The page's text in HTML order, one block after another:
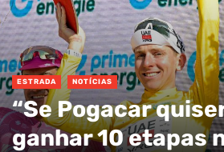
ESTRADA NOTÍCIAS
“Se Pogacar
ganhar 10 etapas